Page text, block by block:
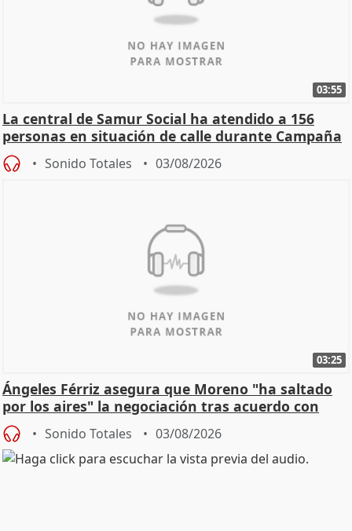
03:55
La central de Samur Social ha atendido a 156
personas en situación de calle durante Campaña
de Calor
Sonido Totales 03/08/2026
03:25
Ángeles Férriz asegura que Moreno "ha saltado
por los aires" la negociación tras acuerdo con
SMA
Sonido Totales 03/08/2026